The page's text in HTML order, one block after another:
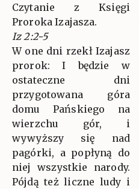
Czytanie z Księgi
Proroka Izajasza.
Iz 2:2-5
W one dni rzekł Izajasz
prorok: I będzie w
ostateczne dni
przygotowana góra
domu Pańskiego na
wierzchu gór, i
wywyższy się nad
pagórki, a popłyną do
niej wszystkie narody.
Pójdą też liczne ludy i